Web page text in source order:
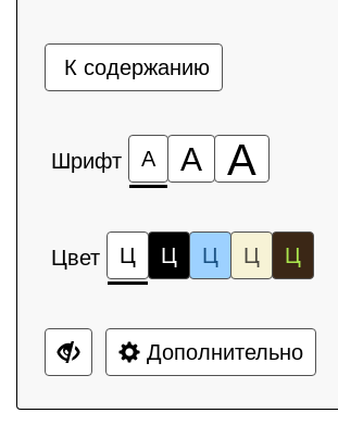
К содержанию
Шрифт А А А
Цвет Ц Ц Ц Ц Ц
Дополнительно